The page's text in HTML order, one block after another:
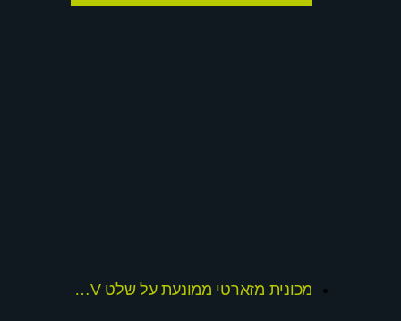
מכונית מזארטי ממונעת על שלט 12V דגם 2015 צבע אדום